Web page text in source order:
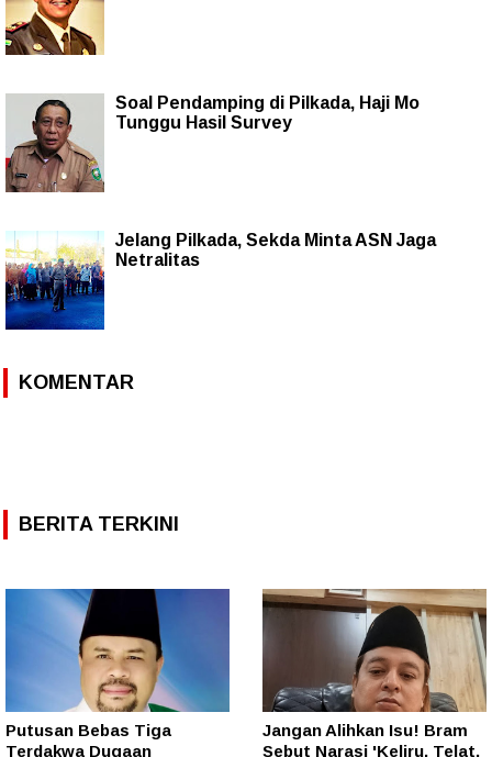
Soal Pendamping di Pilkada, Haji Mo
Tunggu Hasil Survey
Jelang Pilkada, Sekda Minta ASN Jaga
Netralitas
KOMENTAR
BERITA TERKINI
Putusan Bebas Tiga
Terdakwa Dugaan
Jangan Alihkan Isu! Bram
Sebut Narasi 'Keliru, Telat,